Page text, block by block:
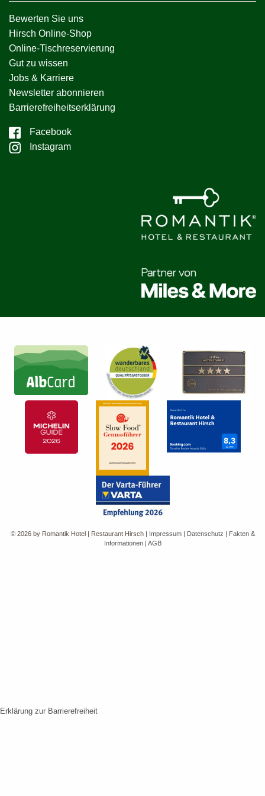
Bewerten Sie uns
Hirsch Online-Shop
Online-Tischreservierung
Gut zu wissen
Jobs & Karriere
Newsletter abonnieren
Barrierefreiheitserklärung
Facebook
Instagram
© 2026 by Romantik Hotel | Restaurant Hirsch| Impressum| Datenschutz | Fakten &
Informationen| AGB
Erklärung zur Barrierefreiheit